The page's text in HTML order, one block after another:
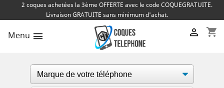
2 coques achetées la 3ème OFFERTE avec le code COQUEGRATUITE.
Livraison GRATUITE sans minimum d'achat.
Menu  shopping_cart
